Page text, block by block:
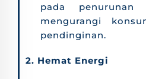
pada
mengurangi
pendinginan.
2. Hemat Energi